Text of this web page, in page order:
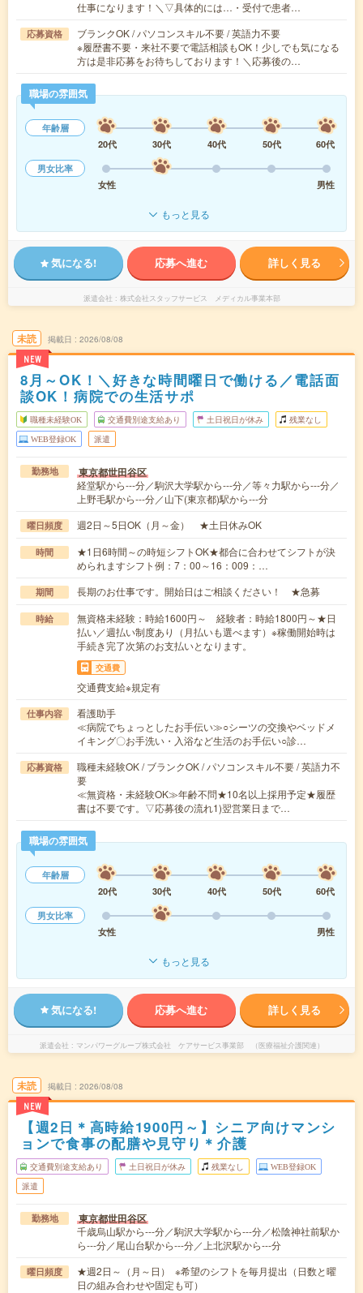
仕事になります！＼▽具体的には…・受付で患者…
応募資格
ブランクOK / パソコンスキル不要 / 英語力不要
※履歴書不要・来社不要で電話相談もOK！少しでも気になる
方は是非応募をお待ちしております！＼応募後の…
職場の雰囲気
年齢層
20代
30代 40代 50代
60代
男女比率
女性
男性
もっと見る
気になる! 応募へ進む 詳しく見る
派遣会社 株式会社スタッフサービス メディカル事業本部
未読
NEW
掲載日 2026/08/08
8月～OK！＼好きな時間曜日で働ける／電話面
談OK！病院での生活サポ
職種未経験OK 交通費別途支給あり 土日祝日が休み 残業なし
WEB登録OK 派遣
勤務地 東京都世田谷区
経堂駅から---分／駒沢大学駅から---分／等々力駅から---分／
上野毛駅から---分／山下(東京都)駅から---分
曜日頻度 週2日～5日OK（月～金） ★土日休みOK
時間
★1日6時間～の時短シフトOK★都合に合わせてシフトが決
められますシフト例：7：00～16：009：…
期間 長期のお仕事です。開始日はご相談ください！ ★急募
時給
無資格未経験：時給1600円～ 経験者：時給1800円～★日
払い／週払い制度あり（月払いも選べます）※稼働開始時は
手続き完了次第のお支払いとなります。
交通費
交通費支給※規定有
仕事内容
看護助手
≪病院でちょっとしたお手伝い≫○シーツの交換やベッドメ
イキング〇お手洗い・入浴など生活のお手伝い○診…
応募資格
職種未経験OK / ブランクOK / パソコンスキル不要 / 英語力不
要
≪無資格・未経験OK≫年齢不問★10名以上採用予定★履歴
書は不要です。▽応募後の流れ1)翌営業日まで…
職場の雰囲気
年齢層
20代
30代 40代 50代
60代
男女比率
女性
男性
もっと見る
気になる! 応募へ進む 詳しく見る
派遣会社 マンパワーグループ株式会社 ケアサービス事業部 （医療福祉介護関連）
未読
NEW
掲載日 2026/08/08
【週2日＊高時給1900円～】シニア向けマンシ
ョンで食事の配膳や見守り＊介護
交通費別途支給あり 土日祝日が休み 残業なし WEB登録OK
派遣
勤務地 東京都世田谷区
千歳烏山駅から---分／駒沢大学駅から---分／松陰神社前駅か
ら---分／尾山台駅から---分／上北沢駅から---分
曜日頻度
★週2日～（月～日） ※希望のシフトを毎月提出（日数と曜
日の組み合わせや固定も可）